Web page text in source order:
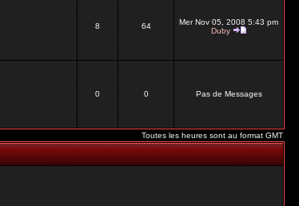
8 64
Mer Nov 05, 2008 5:43 pm
Duby
0 0 Pas de Messages
Toutes les heures sont au format GMT